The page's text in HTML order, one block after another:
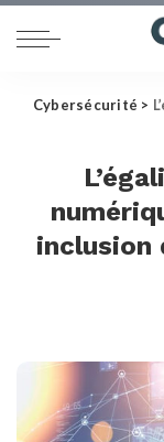
Cybersécurité >
inclusion